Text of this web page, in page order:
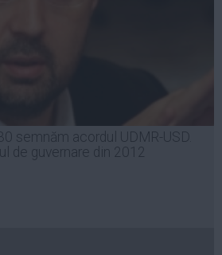
semnăm acordul UDMR-USD.
de guvernare din 2012